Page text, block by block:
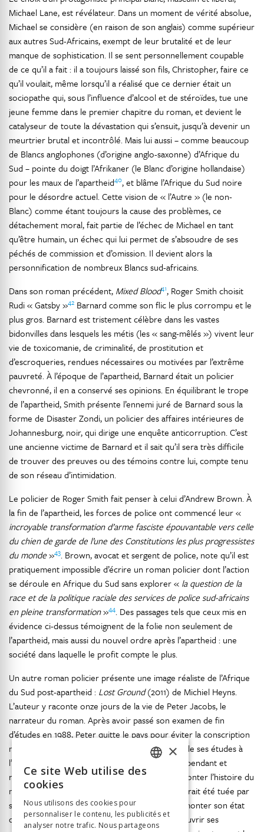
Michael Lane, est révélateur. Dans un moment de vérité absolue,
Michael se considère (en raison de son anglais) comme supérieur
aux autres Sud-Africains, exempt de leur brutalité et de leur
manque de sophistication. Il se sent personnellement coupable
de ce qu’il a fait : il a toujours laissé son fils, Christopher, faire ce
qu’il voulait, même lorsqu’il a réalisé que ce dernier était un
sociopathe qui, sous l’influence d’alcool et de stéroïdes, tue une
jeune femme dans le premier chapitre du roman, et devient le
catalyseur de toute la dévastation qui s’ensuit, jusqu’à devenir un
meurtrier brutal et incontrôlé. Mais lui aussi – comme beaucoup
de Blancs anglophones (d’origine anglo-saxonne) d’Afrique du
Sud – pointe du doigt l’Afrikaner (le Blanc d’origine hollandaise)
pour les maux de l’apartheid40, et blâme l’Afrique du Sud noire
pour le désordre actuel. Cette vision de « l’Autre » (le non-
Blanc) comme étant toujours la cause des problèmes, ce
détachement moral, fait partie de l’échec de Michael en tant
qu’être humain, un échec qui lui permet de s’absoudre de ses
péchés de commission et d’omission. Il devient alors la
personnification de nombreux Blancs sud-africains.
Dans son roman précédent, Mixed Blood41, Roger Smith choisit
Rudi « Gatsby »42 Barnard comme son flic le plus corrompu et le
plus gros. Barnard est tristement célèbre dans les vastes
bidonvilles dans lesquels les métis (les « sang-mêlés ») vivent leur
vie de toxicomanie, de criminalité, de prostitution et
d’escroqueries, rendues nécessaires ou motivées par l’extrême
pauvreté. À l’époque de l’apartheid, Barnard était un policier
chevronné, il en a conservé ses opinions. En équilibrant le trope
de l’apartheid, Smith présente l’ennemi juré de Barnard sous la
forme de Disaster Zondi, un policier des affaires intérieures de
Johannesburg, noir, qui dirige une enquête anticorruption. C’est
une ancienne victime de Barnard et il sait qu’il sera très difficile
de trouver des preuves ou des témoins contre lui, compte tenu
de son réseau d’intimidation.
Le policier de Roger Smith fait penser à celui d’Andrew Brown. À
la fin de l’apartheid, les forces de police ont commencé leur «
incroyable transformation d’arme fasciste épouvantable vers celle
du chien de garde de l’une des Constitutions les plus progressistes
du monde»43. Brown, avocat et sergent de police, note qu’il est
pratiquement impossible d’écrire un roman policier dont l’action
se déroule en Afrique du Sud sans explorer « la question de la
race et de la politique raciale des services de police sud-africains
en pleine transformation»44. Des passages tels que ceux mis en
évidence ci-dessus témoignent de la folie non seulement de
l’apartheid, mais aussi du nouvel ordre après l’apartheid : une
société dans laquelle le profit compte le plus.
Un autre roman policier présente une image réaliste de l’Afrique
du Sud post-apartheid : Lost Ground(2011) de Michiel Heyns.
L’auteur y raconte onze jours de la vie de Peter Jacobs, le
narrateur du roman. Après avoir passé son examen de fin
d’études en 1988, Peter quitte le pays pour éviter la conscription
militaire et s’installe au Royaume-Uni. À la suite de ses études à
l’Université du Sussex, il devient journaliste indépendant et
revient à Alfredville où il a été élevé, afin de raconter l’histoire du
meurtre de sa cousine Désirée Williams – qui aurait été tuée par
son mari métis, Hector –, mais aussi afin de surmonter son état
de dislocation et de déconnexion, et pour découvrir ses
ITALIAN
×
Ce site Web utilise des
cookies
Nous utilisons des cookies pour
personnaliser le contenu, les publicités et
analyser notre trafic. Nous partageons